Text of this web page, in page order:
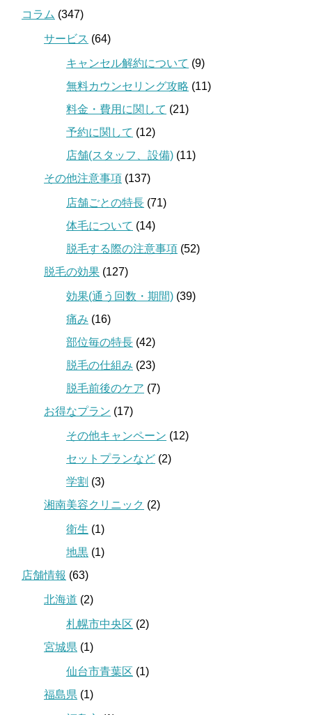
コラム (347)
サービス (64)
キャンセル解約について (9)
無料カウンセリング攻略 (11)
料金・費用に関して (21)
予約に関して (12)
店舗(スタッフ、設備) (11)
その他注意事項 (137)
店舗ごとの特長 (71)
体毛について (14)
脱毛する際の注意事項 (52)
脱毛の効果 (127)
効果(通う回数・期間) (39)
痛み (16)
部位毎の特長 (42)
脱毛の仕組み (23)
脱毛前後のケア (7)
お得なプラン (17)
その他キャンペーン (12)
セットプランなど (2)
学割 (3)
湘南美容クリニック (2)
衛生 (1)
地黒 (1)
店舗情報 (63)
北海道 (2)
札幌市中央区 (2)
宮城県 (1)
仙台市青葉区 (1)
福島県 (1)